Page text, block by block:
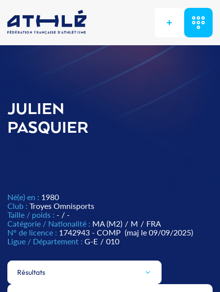
+
JULIEN
PASQUIER
Né(e) en : 1980
Club : Troyes Omnisports
Taille / poids : - / -
Catégorie / Nationalité : MA (M2) / M / FRA
N° de licence : 1742943 - COMP (maj le 09/09/2025)
Ligue / Département : G-E / 010
Résultats